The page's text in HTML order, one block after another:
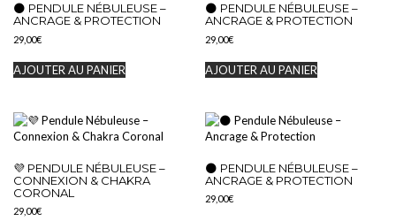
🌑 PENDULE NÉBULEUSE –
ANCRAGE & PROTECTION
29,00€
AJOUTER AU PANIER
🌑 PENDULE NÉBULEUSE –
ANCRAGE & PROTECTION
29,00€
AJOUTER AU PANIER
💜 PENDULE NÉBULEUSE –
CONNEXION & CHAKRA
CORONAL
29,00€
🌑 PENDULE NÉBULEUSE –
ANCRAGE & PROTECTION
29,00€